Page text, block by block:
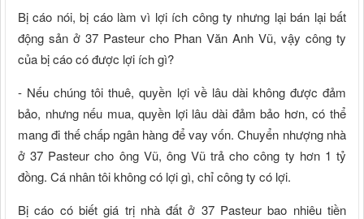
Bị cáo nói, bị cáo làm vì lợi ích công ty nhưng lại bán lại bất
động sản ở 37 Pasteur cho Phan Văn Anh Vũ, vậy công ty
của bị cáo có được lợi ích gì?
- Nếu chúng tôi thuê, quyền lợi về lâu dài không được đảm
bảo, nhưng nếu mua, quyền lợi lâu dài đảm bảo hơn, có thể
mang đi thế chấp ngân hàng để vay vốn. Chuyển nhượng nhà
ở 37 Pasteur cho ông Vũ, ông Vũ trả cho công ty hơn 1 tỷ
đồng. Cá nhân tôi không có lợi gì, chỉ công ty có lợi.
Bị cáo có biết giá trị nhà đất ở 37 Pasteur bao nhiêu tiền